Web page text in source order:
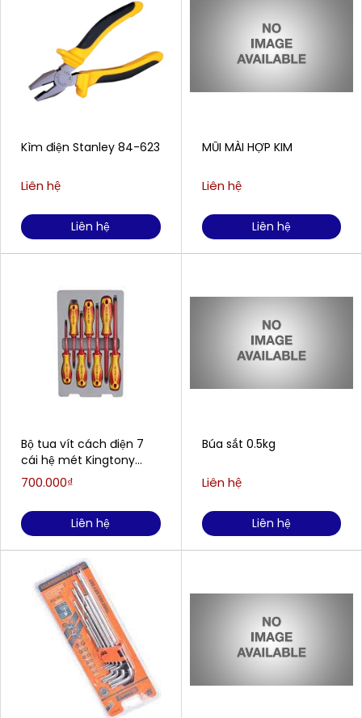
Kìm điện Stanley 84-623
Liên hệ
Liên hệ
Bộ tua vít cách điện 7
cái hệ mét Kingtony
30617MR
700.000₫
Liên hệ
MŨI MÀI HỢP KIM
Liên hệ
Liên hệ
Búa sắt 0.5kg
Liên hệ
Liên hệ